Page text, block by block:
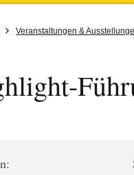
Veranstaltungen &